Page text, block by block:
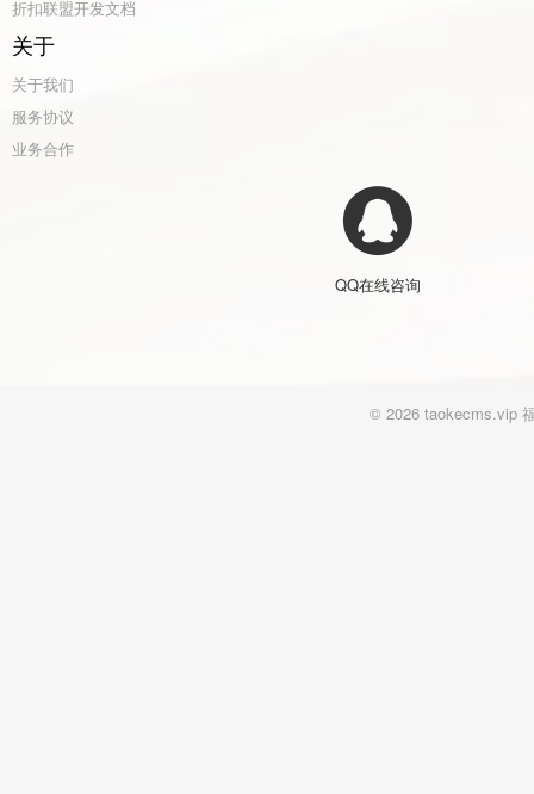
折扣联盟开发文档
关于
关于我们
服务协议
业务合作
QQ在线咨询
© 2026 taokecms.vip